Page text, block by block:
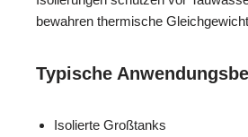
bewahren thermische
Typische
Isolierte Großtanks